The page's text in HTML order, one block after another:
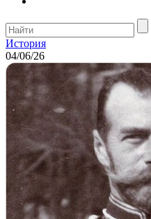
История
04/06/26